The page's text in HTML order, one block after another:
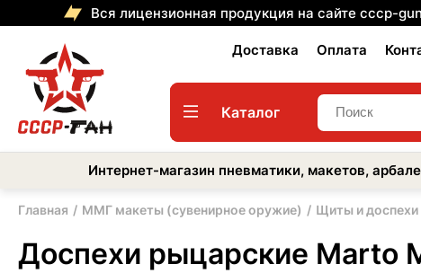
Вся лицензионная продукция на сайте cccp-
Доставка Оплата
Каталог
Интернет-магазин пневматики, макетов,
Главная ММГ макеты (сувенирное оружие) Щиты и доспехи
Доспехи рыцарские Marto